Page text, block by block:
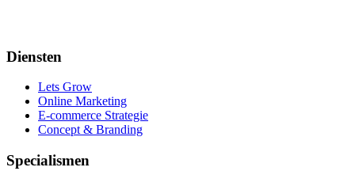
Diensten
Lets Grow
Online Marketing
E-commerce Strategie
Concept & Branding
Specialismen